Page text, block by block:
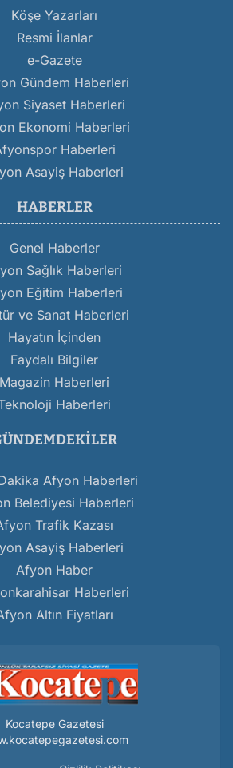
Köşe Yazarları
Resmi İlanlar
e-Gazete
Gündem Haberleri
Siyaset Haberleri
Ekonomi Haberleri
Haberleri
Asayiş Haberleri
HABERLER
Genel Haberler
Sağlık Haberleri
Eğitim Haberleri
ve Sanat Haberleri
Hayatın İçinden
Faydalı Bilgiler
Magazin Haberleri
Haberleri
Afyon Haberleri
Belediyesi Haberleri
Trafik Kazası
Asayiş Haberleri
Afyon Haber
Haberleri
Altın Fiyatları
Kocatepe Gazetesi